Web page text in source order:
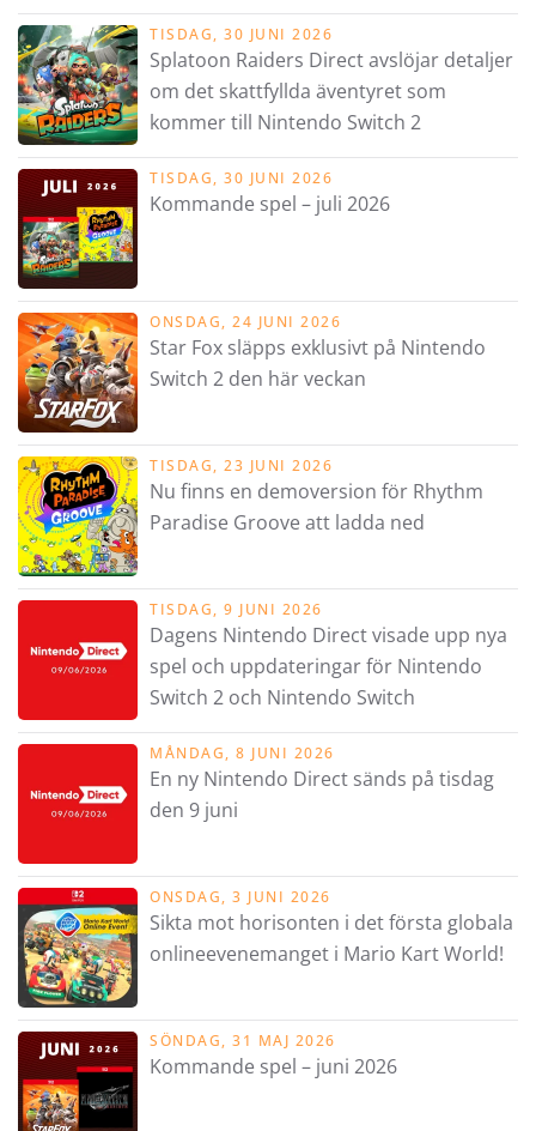
TISDAG, 30 JUNI 2026
Splatoon Raiders Direct avslöjar detaljer
om det skattfyllda äventyret som
kommer till Nintendo Switch 2
TISDAG, 30 JUNI 2026
Kommande spel – juli 2026
ONSDAG, 24 JUNI 2026
Star Fox släpps exklusivt på Nintendo
Switch 2 den här veckan
TISDAG, 23 JUNI 2026
Nu finns en demoversion för Rhythm
Paradise Groove att ladda ned
TISDAG, 9 JUNI 2026
Dagens Nintendo Direct visade upp nya
spel och uppdateringar för Nintendo
Switch 2 och Nintendo Switch
MÅNDAG, 8 JUNI 2026
En ny Nintendo Direct sänds på tisdag
den 9 juni
ONSDAG, 3 JUNI 2026
Sikta mot horisonten i det första globala
onlineevenemanget i Mario Kart World!
SÖNDAG, 31 MAJ 2026
Kommande spel – juni 2026